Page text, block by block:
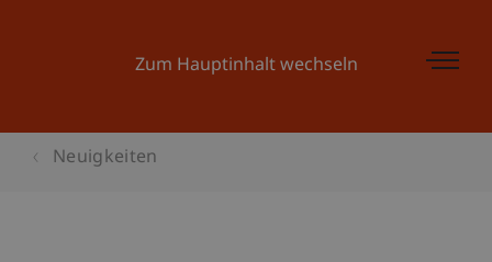
Zum Hauptinhalt wechseln
Neuigkeiten